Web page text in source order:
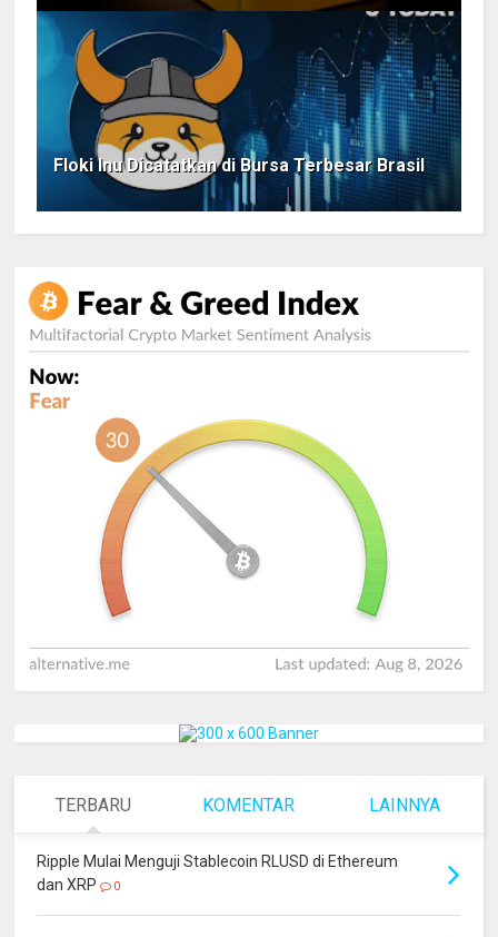
Floki Inu Dicatatkan di Bursa Terbesar Brasil
TERBARU KOMENTAR LAINNYA
Ripple Mulai Menguji Stablecoin RLUSD di Ethereum
dan XRP
0